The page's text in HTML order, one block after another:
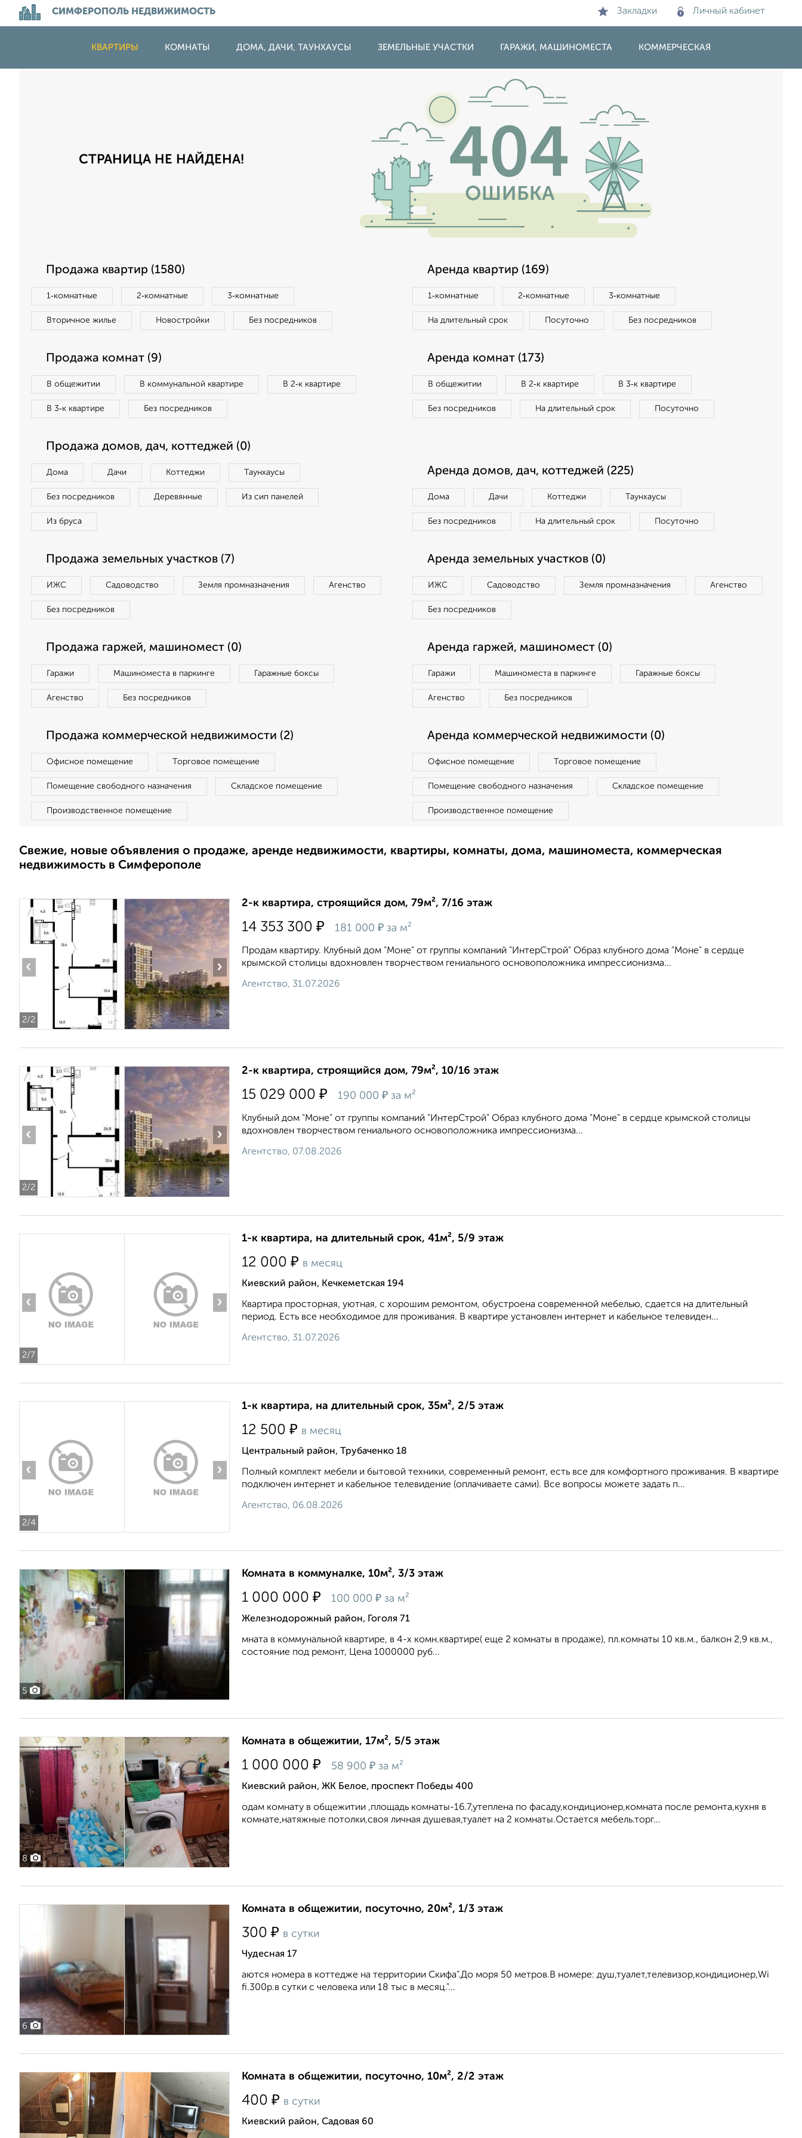
СИМФЕРОПОЛЬ НЕДВИЖИМОСТЬ Закладки Личный кабинет
КВАРТИРЫ КОМНАТЫ ДОМА, ДАЧИ, ТАУНХАУСЫ ЗЕМЕЛЬНЫЕ УЧАСТКИ ГАРАЖИ, МАШИНОМЕСТА КОММЕРЧЕСКАЯ
СТРАНИЦА НЕ НАЙДЕНА!
Продажа квартир (1580)
1‑комнатные 2‑комнатные 3‑комнатные
Вторичное жилье Новостройки Без посредников
Аренда квартир (169)
1‑комнатные 2‑комнатные 3‑комнатные
На длительный срок Посуточно Без посредников
Продажа комнат (9)
В общежитии В коммунальной квартире В 2‑к квартире
В 3‑к квартире Без посредников
Аренда комнат (173)
В общежитии В 2‑к квартире В 3‑к квартире
Без посредников На длительный срок Посуточно
Продажа домов, дач, коттеджей (0)
Дома Дачи Коттеджи Таунхаусы
Без посредников Деревянные Из сип панелей
Из бруса
Аренда домов, дач, коттеджей (225)
Дома Дачи Коттеджи Таунхаусы
Без посредников На длительный срок Посуточно
Продажа земельных участков (7)
ИЖС Садоводство Земля промназначения Агенство
Без посредников
Аренда земельных участков (0)
ИЖС Садоводство Земля промназначения Агенство
Без посредников
Продажа гаржей, машиномест (0)
Гаражи Машиноместа в паркинге Гаражные боксы
Агенство Без посредников
Аренда гаржей, машиномест (0)
Гаражи Машиноместа в паркинге Гаражные боксы
Агенство Без посредников
Продажа коммерческой недвижимости (2)
Офисное помещение Торговое помещение
Помещение свободного назначения Складское помещение
Производственное помещение
Аренда коммерческой недвижимости (0)
Офисное помещение Торговое помещение
Помещение свободного назначения Складское помещение
Производственное помещение
Свежие, новые объявления о продаже, аренде недвижимости, квартиры, комнаты, дома, машиноместа, коммерческая
недвижимость в Симферополе
2/2
‹ ›
2-к квартира, строящийся дом, 79м², 7/16 этаж
14 353 300 ₽ 181 000 ₽ за м²
Продам квартиру. Клубный дом "Моне" от группы компаний "ИнтерСтрой" Образ клубного дома "Моне" в сердце
крымской столицы вдохновлен творчеством гениального основоположника импрессионизма...
Агентство, 31.07.2026
2/2
‹ ›
2-к квартира, строящийся дом, 79м², 10/16 этаж
15 029 000 ₽ 190 000 ₽ за м²
Клубный дом "Моне" от группы компаний "ИнтерСтрой" Образ клубного дома "Моне" в сердце крымской столицы
вдохновлен творчеством гениального основоположника импрессионизма...
Агентство, 07.08.2026
2/7
‹ ›
1-к квартира, на длительный срок, 41м², 5/9 этаж
12 000 ₽ в месяц
Киевский район, Кечкеметская 194
Квартира просторная, уютная, с хорошим ремонтом, обустроена современной мебелью, сдается на длительный
период. Есть все необходимое для проживания. В квартире установлен интернет и кабельное телевиден...
Агентство, 31.07.2026
2/4
‹ ›
1-к квартира, на длительный срок, 35м², 2/5 этаж
12 500 ₽ в месяц
Центральный район, Трубаченко 18
Полный комплект мебели и бытовой техники, современный ремонт, есть все для комфортного проживания. В квартире
подключен интернет и кабельное телевидение (оплачиваете сами). Все вопросы можете задать п...
Агентство, 06.08.2026
5
Комната в коммуналке, 10м², 3/3 этаж
1 000 000 ₽ 100 000 ₽ за м²
Железнодорожный район, Гоголя 71
мната в коммунальной квартире, в 4-х комн.квартире( еще 2 комнаты в продаже), пл.комнаты 10 кв.м., балкон 2,9 кв.м.,
состояние под ремонт, Цена 1000000 руб...
8
Комната в общежитии, 17м², 5/5 этаж
1 000 000 ₽ 58 900 ₽ за м²
Киевский район, ЖК Белое, проспект Победы 400
одам комнату в общежитии ,площадь комнаты-16.7,утеплена по фасаду,кондиционер,комната после ремонта,кухня в
комнате,натяжные потолки,своя личная душевая,туалет на 2 комнаты.Остается мебель.торг...
6
Комната в общежитии, посуточно, 20м², 1/3 этаж
300 ₽ в сутки
Чудесная 17
аются номера в коттедже на территории Скифа".До моря 50 метров.В номере: душ,туалет,телевизор,кондиционер,Wi
fi.300р.в сутки с человека или 18 тыс в месяц."...
Комната в общежитии, посуточно, 10м², 2/2 этаж
400 ₽ в сутки
Киевский район, Садовая 60